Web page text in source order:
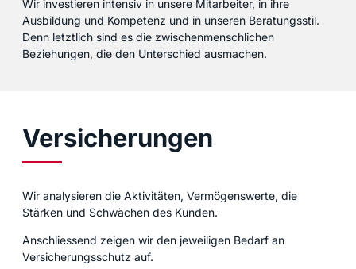
Wir investieren intensiv in unsere Mitarbeiter, in ihre
Ausbildung und Kompetenz und in unseren Beratungsstil.
Denn letztlich sind es die zwischenmenschlichen
Beziehungen, die den Unterschied ausmachen.
Versicherungen
Wir analysieren die Aktivitäten, Vermögenswerte, die
Stärken und Schwächen des Kunden.
Anschliessend zeigen wir den jeweiligen Bedarf an
Versicherungsschutz auf.